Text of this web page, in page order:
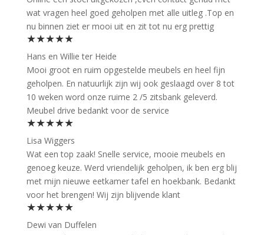
wat vragen heel goed geholpen met alle uitleg .Top en
nu binnen ziet er mooi uit en zit tot nu erg prettig
★★★★★
Hans en Willie ter Heide
Mooi groot en ruim opgestelde meubels en heel fijn
geholpen. En natuurlijk zijn wij ook geslaagd over 8 tot
10 weken word onze ruime 2 /5 zitsbank geleverd.
Meubel drive bedankt voor de service
★★★★★
Lisa Wiggers
Wat een top zaak! Snelle service, mooie meubels en
genoeg keuze. Werd vriendelijk geholpen, ik ben erg blij
met mijn nieuwe eetkamer tafel en hoekbank. Bedankt
voor het brengen! Wij zijn blijvende klant
★★★★★
Dewi van Duffelen